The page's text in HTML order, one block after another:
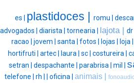
es | plastidoces | romu |
advogados | diarista | tornearia | lajota | dr |
racao | jovem | santa | fotos | lojas | loja |
hortifruti | artec | laura | sc | costureira |
setran | despachante | parabrisa | mil |
telefone | rh | oficina | animais |